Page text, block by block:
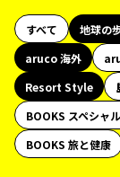
すべて 地球の
aruco 海外
Resort Style
BOOKS スペシャ
BOOKS 旅と健康